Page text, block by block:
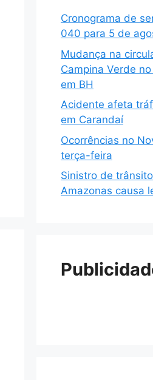
Cronograma de
040 para 5 de
Mudança na
Campina Verde
em BH
Acidente afeta
em Carandaí
Ocorrências no
terça-feira
Sinistro de
Amazonas causa